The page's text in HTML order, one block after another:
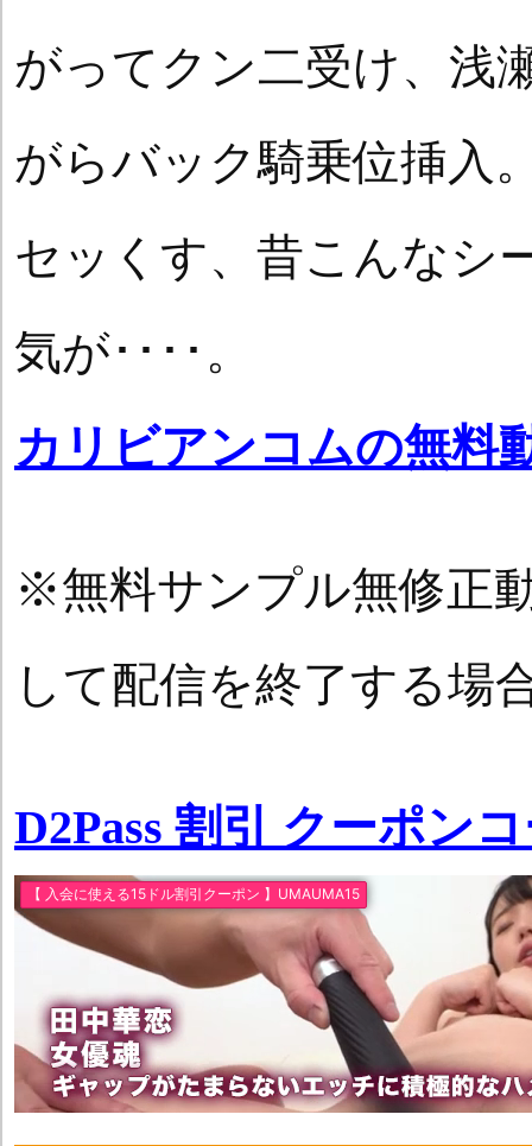
がってクン二受け、浅
がらバック騎乗位挿入
セッくす、昔こんなシ
気が････。
カリビアンコムの無料
※無料サンプル無修正
して配信を終了する場
D2Pass 割引 クーポン